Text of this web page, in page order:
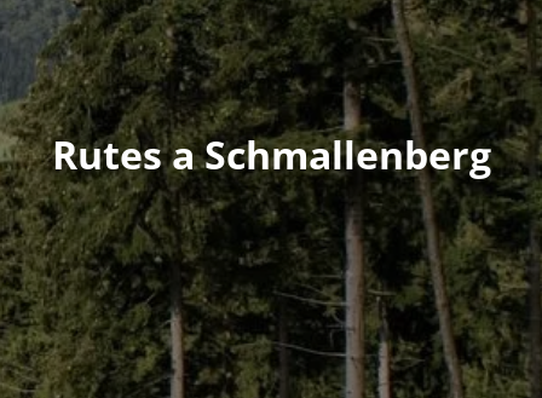
Rutes a Schmallenberg